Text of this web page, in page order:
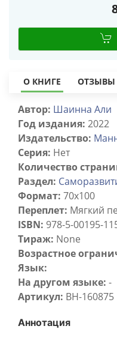
О КНИГЕ ОТЗЫВЫ
Автор: Шаинна Али
Год издания: 2022
Издательство:
Серия: Нет
Количество
Раздел:
Формат: 70х100
Переплет: Мягкий
ISBN: 978-5-00195-
Тираж: None
Возрастное
Язык:
На другом языке: -
Артикул: BH-160875
Аннотация